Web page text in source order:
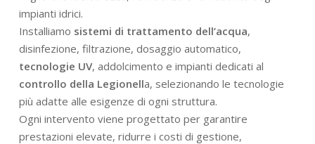
impianti idrici.
Installiamo sistemi di trattamento dell’acqua,
disinfezione, filtrazione, dosaggio automatico,
tecnologie UV, addolcimento e impianti dedicati al
controllo della Legionella, selezionando le tecnologie
più adatte alle esigenze di ogni struttura.
Ogni intervento viene progettato per garantire
prestazioni elevate, ridurre i costi di gestione,